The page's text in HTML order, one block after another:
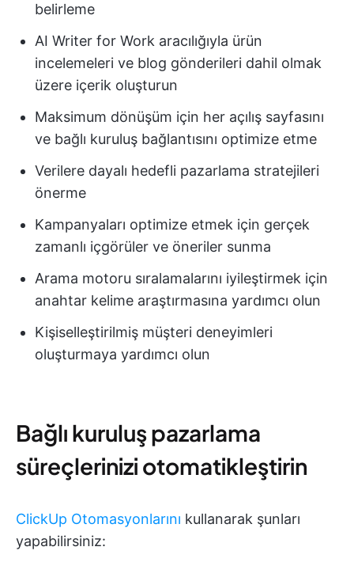
belirleme
AI Writer for Work aracılığıyla ürün
incelemeleri ve blog gönderileri dahil olmak
üzere içerik oluşturun
Maksimum dönüşüm için her açılış sayfasını
ve bağlı kuruluş bağlantısını optimize etme
Verilere dayalı hedefli pazarlama stratejileri
önerme
Kampanyaları optimize etmek için gerçek
zamanlı içgörüler ve öneriler sunma
Arama motoru sıralamalarını iyileştirmek için
anahtar kelime araştırmasına yardımcı olun
Kişiselleştirilmiş müşteri deneyimleri
oluşturmaya yardımcı olun
Bağlı kuruluş pazarlama
süreçlerinizi otomatikleştirin
ClickUp Otomasyonlarını kullanarak şunları
yapabilirsiniz: